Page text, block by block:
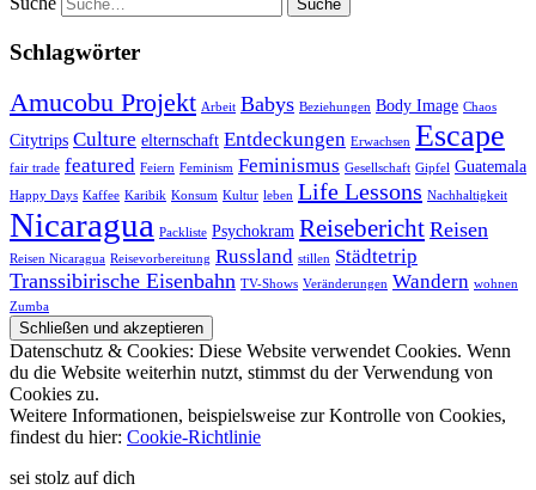
Schlagwörter
Amucobu Projekt Arbeit Babys Beziehungen Body Image Chaos
Citytrips Culture elternschaft Entdeckungen Erwachsen Escape
fair trade featured Feiern Feminism Feminismus Gesellschaft Gipfel Guatemala
Happy Days Kaffee Karibik Konsum Kultur leben Life Lessons Nachhaltigkeit
Nicaragua Packliste Psychokram Reisebericht Reisen
Reisen Nicaragua Reisevorbereitung Russland stillen Städtetrip
Transsibirische Eisenbahn TV-Shows Veränderungen Wandern wohnen
Zumba
Datenschutz & Cookies: Diese Website verwendet Cookies. Wenn
du die Website weiterhin nutzt, stimmst du der Verwendung von
Cookies zu.
Weitere Informationen, beispielsweise zur Kontrolle von Cookies,
findest du hier: Cookie-Richtlinie
sei stolz auf dich